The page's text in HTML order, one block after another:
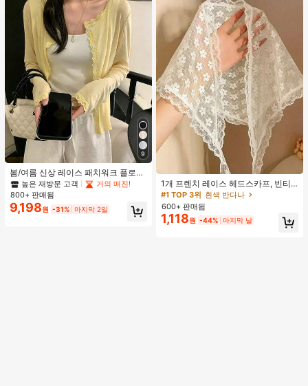
9
봄/여름 신상 레이스 패치워크 플로럴
트림 소프트 니트 가디건 경량 재킷 탑
여성용, 코티지코어 옐로우
높은 재방문 고객
거의 매진!
800+ 판매됨
9,198원 -31% 마지막 2일
1개 프렌치 레이스 헤드스카프, 빈티
지 전원풍 화이트 스위트 헤어 액세서
리, 야외 장식에 적합한 빈티지 폴리에
스터 섬유 휴가 스카프 여름 헤어밴드
비치 스카프 바캉스 반다나, 미적
흰색 반다나
거의 매진!
#1 TOP 3위 흰색 반다나
거의 매진!
#1 TOP 3위 흰색 반다나
거의 매진!
#1 TOP 3위 흰색 반다나
600+ 판매됨
1,118원 -44% 마지막 날